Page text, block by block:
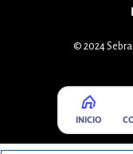
© 2024
INICIO